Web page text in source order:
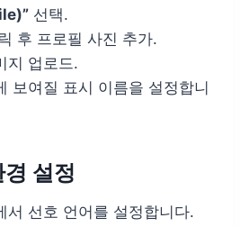
선택.
후 프로필 사진 추가.
지 업로드.
보여질 표시 이름을 설정합니
설정
서 선호 언어를 설정합니다.